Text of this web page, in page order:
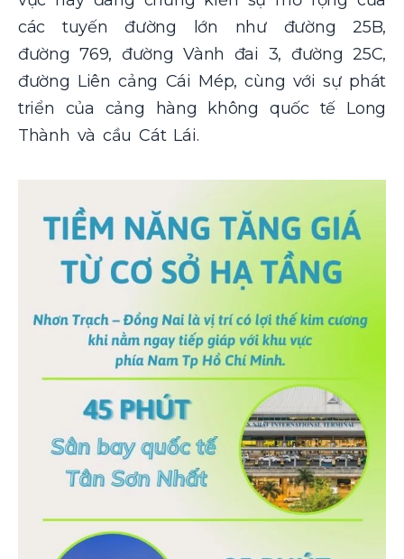
các tuyến đường lớn như đường 25B,
đường 769, đường Vành đai 3, đường 25C,
đường Liên cảng Cái Mép, cùng với sự phát
triển của cảng hàng không quốc tế Long
Thành và cầu Cát Lái.